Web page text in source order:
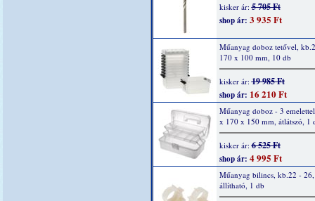
kisker ár:5 705 Ft
shop ár: 3 935 Ft
Műanyag doboz tetővel,
170 x 100 mm, 10 db
kisker ár:19 985 Ft
shop ár: 16 210 Ft
Műanyag doboz - 3
x 170 x 150 mm, átlátszó, 1
kisker ár:6 525 Ft
shop ár: 4 995 Ft
Műanyag bilincs, kb.22 -
állítható, 1 db